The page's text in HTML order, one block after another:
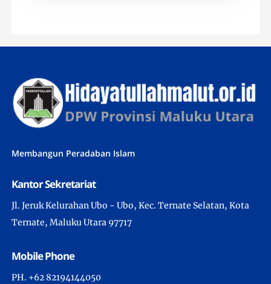
Membangun Peradaban Islam
Kantor Sekretariat
Jl. Jeruk Kelurahan Ubo - Ubo, Kec. Ternate Selatan, Kota
Ternate, Maluku Utara 97717
Mobile Phone
PH. +62 82194144050